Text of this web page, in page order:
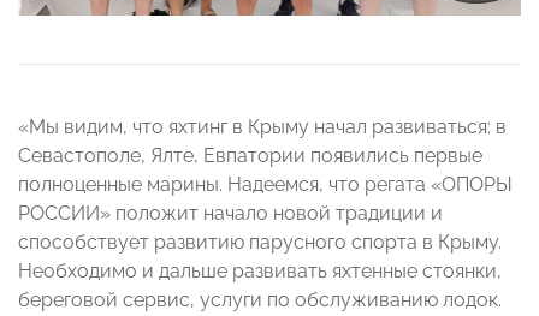
«Мы видим, что яхтинг в Крыму начал развиваться: в
Севастополе, Ялте, Евпатории появились первые
полноценные марины. Надеемся, что регата «ОПОРЫ
РОССИИ» положит начало новой традиции и
способствует развитию парусного спорта в Крыму.
Необходимо и дальше развивать яхтенные стоянки,
береговой сервис, услуги по обслуживанию лодок.